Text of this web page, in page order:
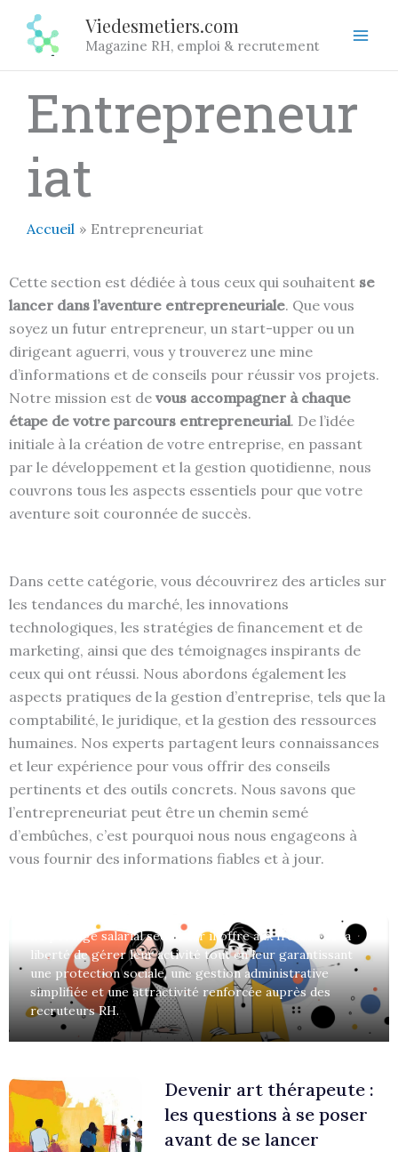
contenu
Viedesmetiers.com
Magazine RH, emploi & recrutement
Entrepreneur
iat
Accueil Entrepreneuriat
Cette section est dédiée à tous ceux qui souhaitent se
lancer dans l’aventure entrepreneuriale. Que vous
soyez un futur entrepreneur, un start-upper ou un
dirigeant aguerri, vous y trouverez une mine
d’informations et de conseils pour réussir vos projets.
Notre mission est de vous accompagner à chaque
étape de votre parcours entrepreneurial. De l’idée
initiale à la création de votre entreprise, en passant
par le développement et la gestion quotidienne, nous
couvrons tous les aspects essentiels pour que votre
aventure soit couronnée de succès.
Dans cette catégorie, vous découvrirez des articles sur
les tendances du marché, les innovations
technologiques, les stratégies de financement et de
marketing, ainsi que des témoignages inspirants de
ceux qui ont réussi. Nous abordons également les
aspects pratiques de la gestion d’entreprise, tels que la
comptabilité, le juridique, et la gestion des ressources
humaines. Nos experts partagent leurs connaissances
et leur expérience pour vous offrir des conseils
pertinents et des outils concrets. Nous savons que
l’entrepreneuriat peut être un chemin semé
d’embûches, c’est pourquoi nous nous engageons à
vous fournir des informations fiables et à jour.
entreprendre
Sécuriser son parcours
d’indépendant : pourquoi le
portage salarial rassure
entreprises et freelances ?
Le portage salarial séduit car il offre aux freelances la
liberté de gérer leur activité tout en leur garantissant
une protection sociale, une gestion administrative
simplifiée et une attractivité renforcée auprès des
recruteurs RH.
Devenir art thérapeute :
les questions à se poser
avant de se lancer